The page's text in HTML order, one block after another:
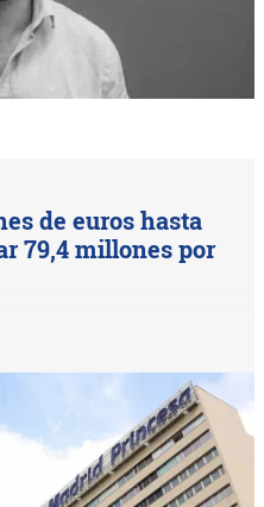
de euros hasta
79,4 millones por